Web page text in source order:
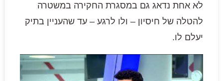
לא אחת נדאג גם במסגרת החקירה במשטרה
להטלה של חיסיון – ולו לרגע – עד שהעניין בתיק
יעלם לו.